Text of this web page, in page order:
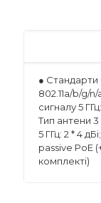
● Стандарти
802.11a/b/g/n/
сигналу 5
Тип антени 3
5 ГГц: 2 * 4
passive PoE
комплекті)